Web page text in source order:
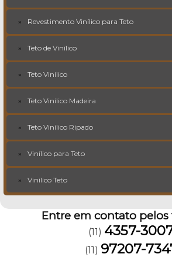
Revestimento Vinílico para Teto
Teto de Vinílico
Teto Vinílico
Teto Vinílico Madeira
Teto Vinílico Ripado
Vinílico para Teto
Vinílico Teto
Entre em contato pelos
(11) 4357-
(11) 97207-